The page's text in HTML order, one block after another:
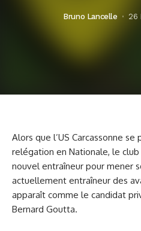
Bruno Lancelle 26
Alors que l’US Carcassonne
relégation en Nationale, le
nouvel entraîneur pour mener
actuellement entraîneur des
apparaît comme le candidat
Bernard Goutta.